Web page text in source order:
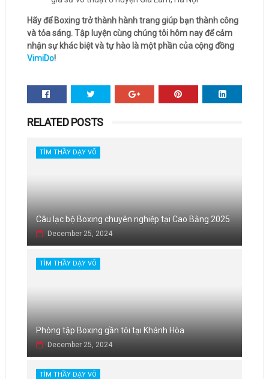
Hãy để Boxing trở thành hành trang giúp bạn thành công
và tỏa sáng. Tập luyện cùng chúng tôi hôm nay để cảm
nhận sự khác biệt và tự hào là một phần của cộng đồng
VimiDo!
RELATED POSTS
TÌM THẦY DẠY VÕ
Câu lạc bộ Boxing chuyên nghiệp tại Cao Bằng 2025
December 25, 2024
TÌM THẦY DẠY VÕ
Phòng tập Boxing gần tôi tại Khánh Hòa
December 25, 2024
TÌM THẦY DẠY VÕ